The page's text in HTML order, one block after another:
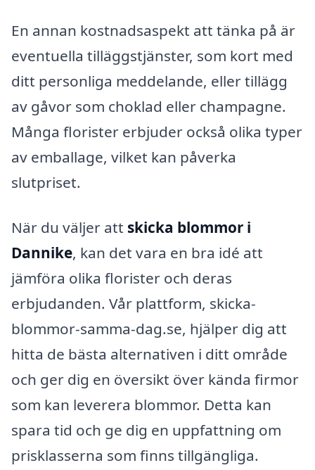
En annan kostnadsaspekt att tänka på är
eventuella tilläggstjänster, som kort med
ditt personliga meddelande, eller tillägg
av gåvor som choklad eller champagne.
Många florister erbjuder också olika typer
av emballage, vilket kan påverka
slutpriset.
När du väljer att skicka blommor i
Dannike, kan det vara en bra idé att
jämföra olika florister och deras
erbjudanden. Vår plattform, skicka-
blommor-samma-dag.se, hjälper dig att
hitta de bästa alternativen i ditt område
och ger dig en översikt över kända firmor
som kan leverera blommor. Detta kan
spara tid och ge dig en uppfattning om
prisklasserna som finns tillgängliga.